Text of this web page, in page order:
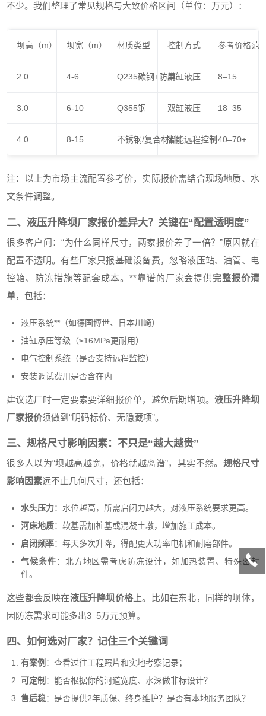
不少。我们整理了常见规格与大致价格区间（单位：万元）：
坝高（m） 坝宽（m） 材质类型 控制方式 参考价格范
2.0 4-6 Q235碳钢+防腐单缸液压 8–15
3.0 6-10 Q355钢 双缸液压 18–35
4.0 8-15 不锈钢/复合材料智能远程控制 40–70+
注：以上为市场主流配置参考价，实际报价需结合现场地质、水
文条件调整。
二、液压升降坝厂家报价差异大？关键在“配置透明度”
很多客户问：“为什么同样尺寸，两家报价差了一倍？”原因就在
配置不透明。有些厂家只报基础设备费，忽略液压站、油管、电
控箱、防冻措施等配套成本。**靠谱的厂家会提供完整报价清
单，包括：
液压系统**（如德国博世、日本川崎）
油缸承压等级（≥16MPa更耐用）
电气控制系统（是否支持远程监控）
安装调试费用是否含在内
建议选厂时一定要索要详细报价单，避免后期增项。 液压升降坝
厂家报价须做到“明码标价、无隐藏项”。
三、规格尺寸影响因素：不只是“越大越贵”
很多人以为“坝越高越宽，价格就越离谱”，其实不然。 规格尺寸
影响因素远不止几何尺寸，还包括：
水头压力：水位越高，所需启闭力越大，对液压系统要求更高。
河床地质：软基需加桩基或混凝土墩，增加施工成本。
启闭频率：每天多次升降，得配更大功率电机和耐磨部件。
气候条件：北方地区需考虑防冻设计，如加热装置、特殊密封
件。
这些都会反映在液压升降坝价格上。比如在东北，同样的坝体，
因防冻需求可能多出3–5万元预算。
四、如何选对厂家？记住三个关键词
有案例 ：查看过往工程照片和实地考察记录；
可定制 ：能否根据你的河道宽度、水深做非标设计？
售后稳：是否提供2年质保、终身维护？是否有本地服务团队？